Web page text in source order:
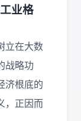
业格
立在大数
战略功
济根底的
，正因而